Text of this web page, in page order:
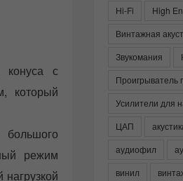
конуса с
который
режим
Hi-Fi
High
Винтажная
Звукомания
Проигрыватель
Усилители для
ЦАП
аудиофил
винил